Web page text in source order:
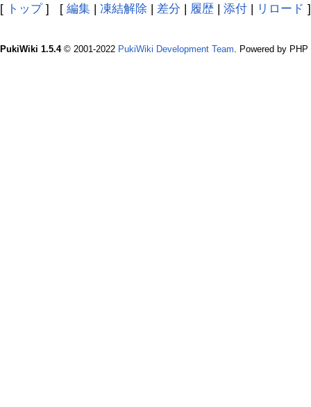
[ トップ] [ 編集 | 凍結解除 | 差分 | 履歴 | 添付 | リロード
PukiWiki 1.5.4© 2001-2022 PukiWiki Development Team. Powered by